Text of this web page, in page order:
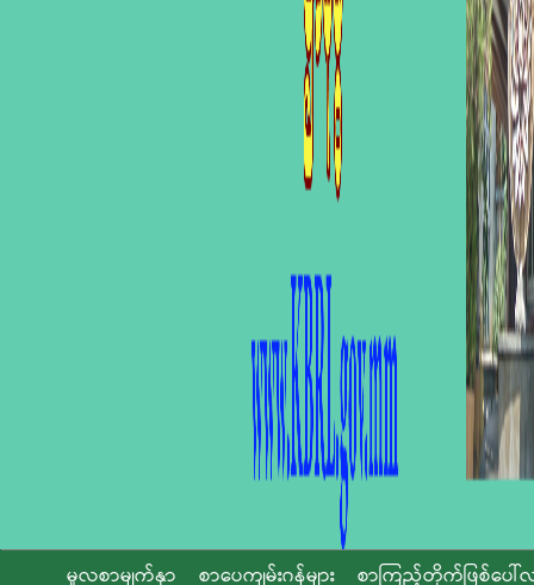
မူလစာမျက်နှာ စာပေကျမ်းဂန်များ
စာကြည့်တိုက်ဖြစ်ပေါ်